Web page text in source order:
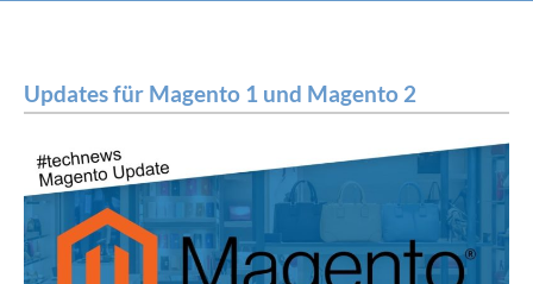
Updates für Magento 1 und Magento 2